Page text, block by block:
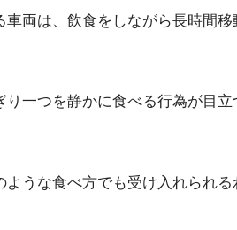
両は、飲食をしながら長時間移
一つを静かに食べる行為が目立
うな食べ方でも受け入れられる